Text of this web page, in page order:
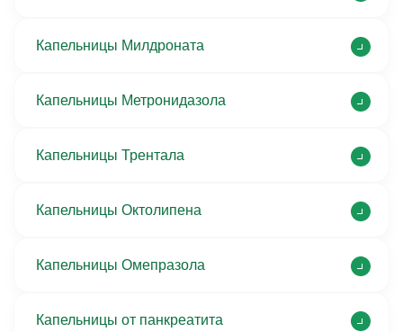
Капельницы Милдроната
Капельницы Метронидазола
Капельницы Трентала
Капельницы Октолипена
Капельницы Омепразола
Капельницы от панкреатита